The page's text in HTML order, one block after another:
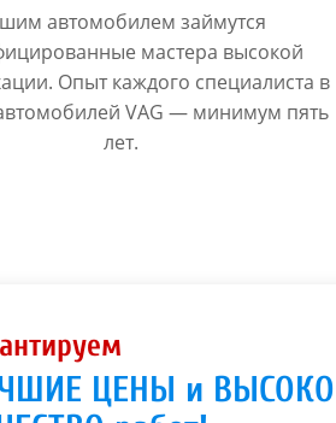
автомобилем займутся
мастера высокой
Опыт каждого специалиста в
VAG — минимум пять
лет.
ЦЕНЫ и